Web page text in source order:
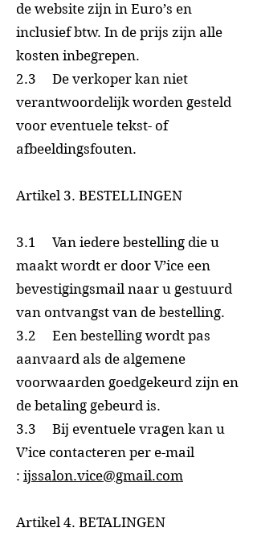
de website zijn in Euro’s en
inclusief btw. In de prijs zijn alle
kosten inbegrepen.
2.3 De verkoper kan niet
verantwoordelijk worden gesteld
voor eventuele tekst- of
afbeeldingsfouten.
Artikel 3. BESTELLINGEN
3.1 Van iedere bestelling die u
maakt wordt er door V’ice een
bevestigingsmail naar u gestuurd
van ontvangst van de bestelling.
3.2 Een bestelling wordt pas
aanvaard als de algemene
voorwaarden goedgekeurd zijn en
de betaling gebeurd is.
3.3 Bij eventuele vragen kan u
V’ice contacteren per e-mail
: ijssalon.vice@gmail.com
Artikel 4. BETALINGEN